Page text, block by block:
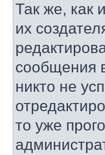
Так же, как
их
сообщения
никто не
то уже